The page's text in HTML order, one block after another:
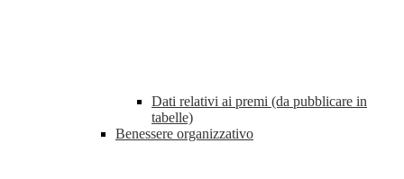
Dati relativi ai premi (da pubblicare in
tabelle)
Benessere organizzativo